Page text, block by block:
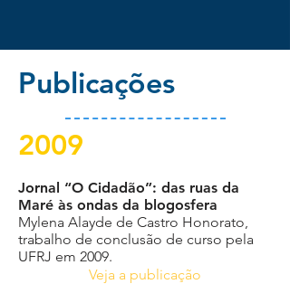
Publicações
2009
Jornal “O Cidadão”: das ruas da
Maré às ondas da blogosfera
Mylena Alayde de Castro Honorato,
trabalho de conclusão de curso pela
UFRJ em 2009.
Veja a publicação